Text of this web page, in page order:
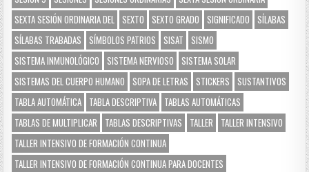
SEXTA SESIÓN ORDINARIA DEL
SEXTO SEXTO GRADO SIGNIFICADO
SÍLABAS
SÍLABAS TRABADAS
SÍMBOLOS PATRIOS SISAT
SISMO
SISTEMA INMUNOLÓGICO
SISTEMA NERVIOSO
SISTEMA SOLAR
SISTEMAS DEL CUERPO HUMANO
SOPA DE LETRAS STICKERS
SUSTANTIVOS
TABLA AUTOMÁTICA TABLA DESCRIPTIVA TABLAS AUTOMÁTICAS
TABLAS DE MULTIPLICAR
TABLAS DESCRIPTIVAS TALLER
TALLER INTENSIVO
TALLER INTENSIVO DE FORMACIÓN CONTINUA
TALLER INTENSIVO DE FORMACIÓN CONTINUA PARA DOCENTES